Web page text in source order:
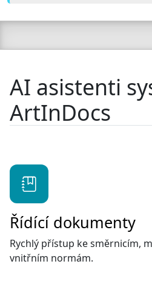
AI asistenti
ArtInDocs
Řídící dokumenty
Rychlý přístup ke směrnicím,
vnitřním normám.